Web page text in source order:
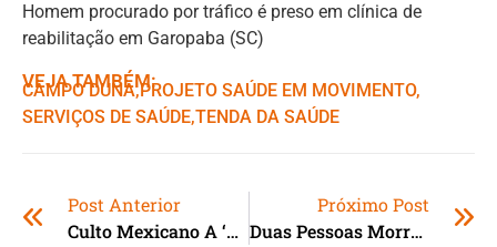
Homem procurado por tráfico é preso em clínica de
reabilitação em Garopaba (SC)
VEJA TAMBÉM:
CAMPO DUNA,ㅤPROJETO SAÚDE EM MOVIMENTO,ㅤ
SERVIÇOS DE SAÚDE,ㅤTENDA DA SAÚDE
Post Anterior
Culto Mexicano A ‘Santa Muerte’ É Praticado Por Muitos Traficantes
Próximo Post
Duas Pessoas Morrem Em Queda De Avião Em São Paulo